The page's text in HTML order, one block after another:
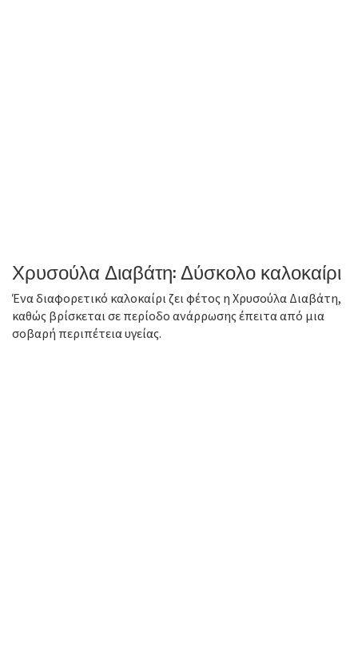
Χρυσούλα Διαβάτη: Δύσκολο καλοκαίρι
Ένα διαφορετικό καλοκαίρι ζει φέτος η Χρυσούλα Διαβάτη,
καθώς βρίσκεται σε περίοδο ανάρρωσης έπειτα από μια
σοβαρή περιπέτεια υγείας.